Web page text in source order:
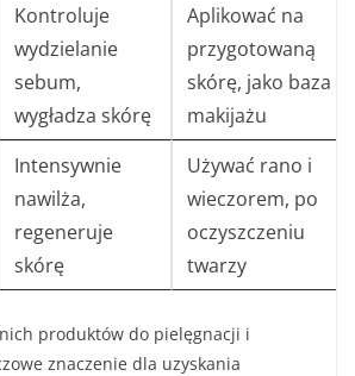
Kontroluje
wydzielanie
sebum,
wygładza skórę
Aplikować na
przygotowaną
skórę, jako baza
makijażu
Intensywnie
nawilża,
regeneruje
skórę
Używać rano i
wieczorem, po
oczyszczeniu
twarzy
produktów do pielęgnacji i
znaczenie dla uzyskania